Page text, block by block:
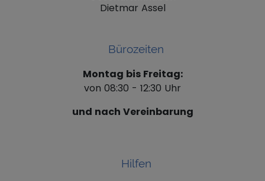
Dietmar Assel
Bürozeiten
Montag bis Freitag:
von 08:30 - 12:30 Uhr
und nach Vereinbarung
Hilfen